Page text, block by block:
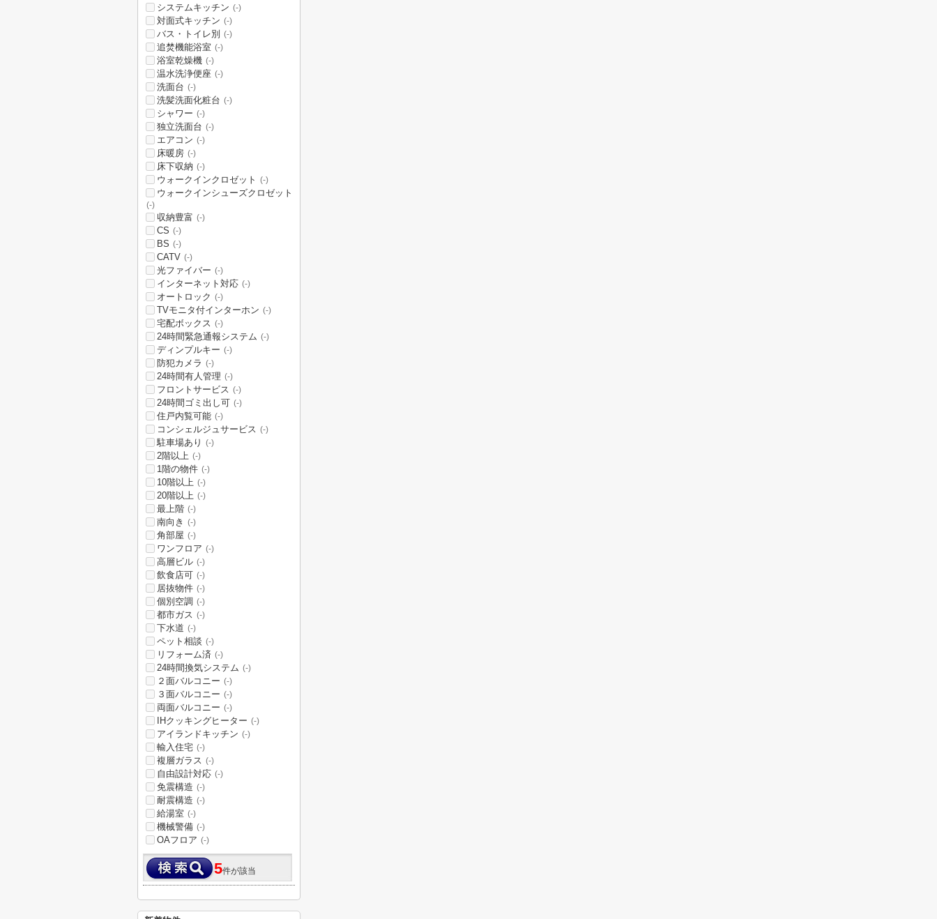
システムキッチン (-)
対面式キッチン (-)
バス・トイレ別 (-)
追焚機能浴室 (-)
浴室乾燥機 (-)
温水洗浄便座 (-)
洗面台 (-)
洗髪洗面化粧台 (-)
シャワー (-)
独立洗面台 (-)
エアコン (-)
床暖房 (-)
床下収納 (-)
ウォークインクロゼット (-)
ウォークインシューズクロゼット
(-)
収納豊富 (-)
CS (-)
BS (-)
CATV (-)
光ファイバー (-)
インターネット対応 (-)
オートロック (-)
TVモニタ付インターホン (-)
宅配ボックス (-)
24時間緊急通報システム (-)
ディンプルキー (-)
防犯カメラ (-)
24時間有人管理 (-)
フロントサービス (-)
24時間ゴミ出し可 (-)
住戸内覧可能 (-)
コンシェルジュサービス (-)
駐車場あり (-)
2階以上 (-)
1階の物件 (-)
10階以上 (-)
20階以上 (-)
最上階 (-)
南向き (-)
角部屋 (-)
ワンフロア (-)
高層ビル (-)
飲食店可 (-)
居抜物件 (-)
個別空調 (-)
都市ガス (-)
下水道 (-)
ペット相談 (-)
リフォーム済 (-)
24時間換気システム (-)
２面バルコニー (-)
３面バルコニー (-)
両面バルコニー (-)
IHクッキングヒーター (-)
アイランドキッチン (-)
輸入住宅 (-)
複層ガラス (-)
自由設計対応 (-)
免震構造 (-)
耐震構造 (-)
給湯室 (-)
機械警備 (-)
OAフロア (-)
5件が該当